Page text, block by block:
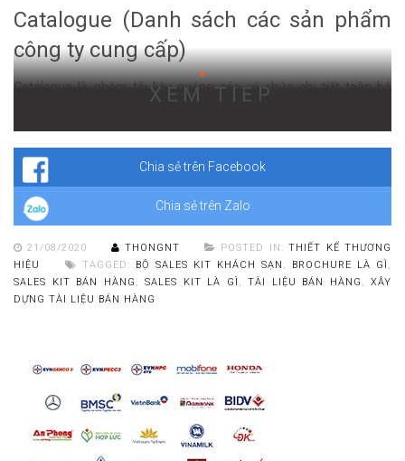
Catalogue (Danh sách các sản phẩm
công ty cung cấp)
Catalogue là nhóm tài liệu quảng cáo có chứa chi tiết toàn bộ
bao gồm đặc điểm về hình dạng, cấu tạo, thông số kỹ thuật, công
dụng, cách sử dụng, quy trình sản xuất, giá thành,…của chúng.
XEM TIẾP
Chia sẻ trên Facebook
Chia sẻ trên Zalo
21/08/2020 THONGNT POSTED IN:THIẾT KẾ THƯƠNG
HIỆU
TAGGED: BỘ SALES KIT KHÁCH SẠN , BROCHURE LÀ GÌ ,
SALES KIT BÁN HÀNG , SALES KIT LÀ GÌ , TÀI LIỆU BÁN HÀNG , XÂY
DỰNG TÀI LIỆU BÁN HÀNG